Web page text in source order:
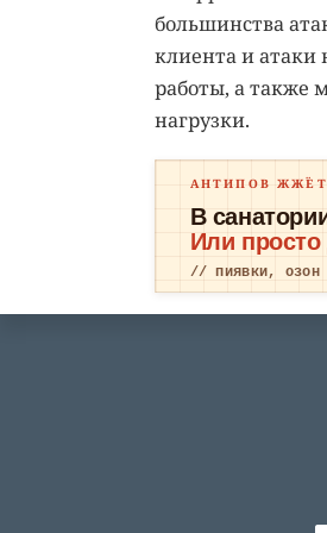
большинства
клиента и
работы, а также
нагрузки.
АНТИПОВ ЖЖЁТ
В
Или просто
// пиявки, озон